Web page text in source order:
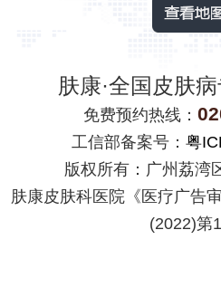
肤康·全国皮肤
免费预约热线：
工信部备案号： 粤
版权所有：广州荔湾
肤康皮肤科医院《医疗广告
(2022)第